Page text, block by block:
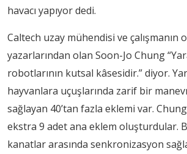
havacı yapıyor dedi.
Caltech uzay mühendisi ve çalışmanın
yazarlarından olan Soon-Jo Chung
robotlarının kutsal kâsesidir.” diyor.
hayvanlara uçuşlarında zarif bir
sağlayan 40’tan fazla eklemi var.
ekstra 9 adet ana eklem oluşturdular.
kanatlar arasında senkronizasyon